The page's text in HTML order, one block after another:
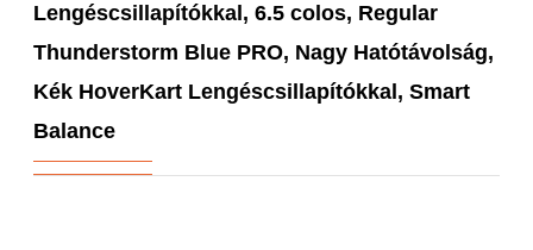
Lengéscsillapítókkal, 6.5 colos, Regular
Thunderstorm Blue PRO, Nagy Hatótávolság,
Kék HoverKart Lengéscsillapítókkal, Smart
Balance